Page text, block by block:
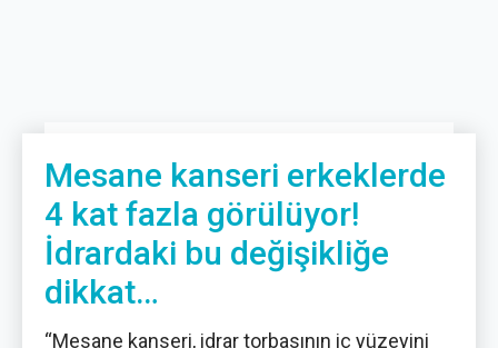
Mesane kanseri erkeklerde
4 kat fazla görülüyor!
İdrardaki bu değişikliğe
dikkat…
“Mesane kanseri, idrar torbasının iç yüzeyini